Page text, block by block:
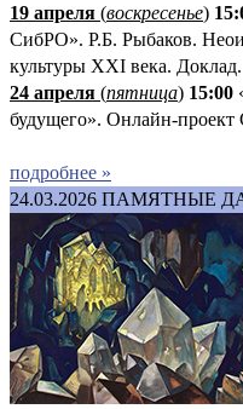
19 апреля (воскресенье) 1
СибРО». Р.Б. Рыбаков.
культуры XXI века. Доклад.
24 апреля (пятница) 15:00
будущего». Онлайн-
подробнее »
24.03.2026 ПАМЯТНЫЕ